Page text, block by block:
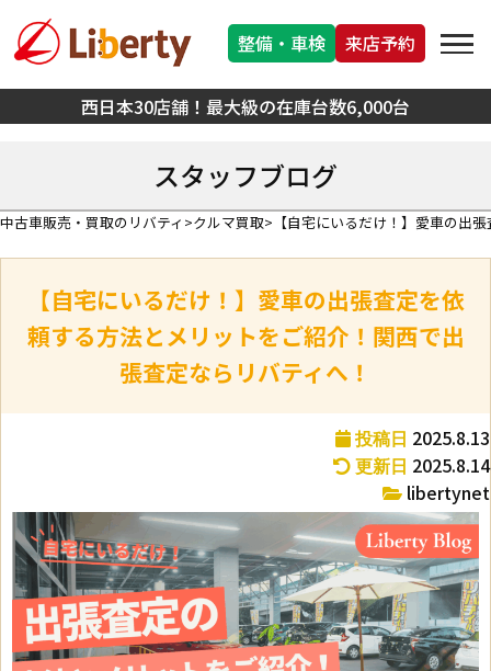
西日本30店舗！最大級の在庫台数6,000台
整備・車検 来店予約
スタッフブログ
中古車販売・買取のリバティ クルマ買取 【自宅にいるだけ！】愛車の出
【自宅にいるだけ！】愛車の出張査定を依
頼する方法とメリットをご紹介！関西で出
張査定ならリバティへ！
投稿日 2025.8.13
更新日 2025.8.14
libertynet